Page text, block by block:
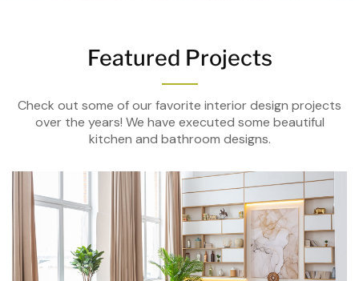
Featured Projects
Check out some of our favorite interior design projects
over the years! We have executed some beautiful
kitchen and bathroom designs.